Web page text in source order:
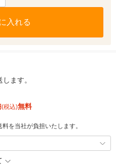
入れる
ます。
(税込)無料
を当社が負担いたします。